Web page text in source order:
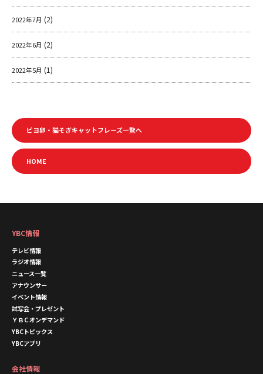
2022年7月 (2)
2022年6月 (2)
2022年5月 (1)
ピヨ卵・猫そぎキャットフレーズ一覧へ
HOME
YBC情報
テレビ情報
ラジオ情報
ニュース一覧
アナウンサー
イベント情報
試写会・プレゼント
ＹＢＣオンデマンド
YBCトピックス
YBCアプリ
会社情報